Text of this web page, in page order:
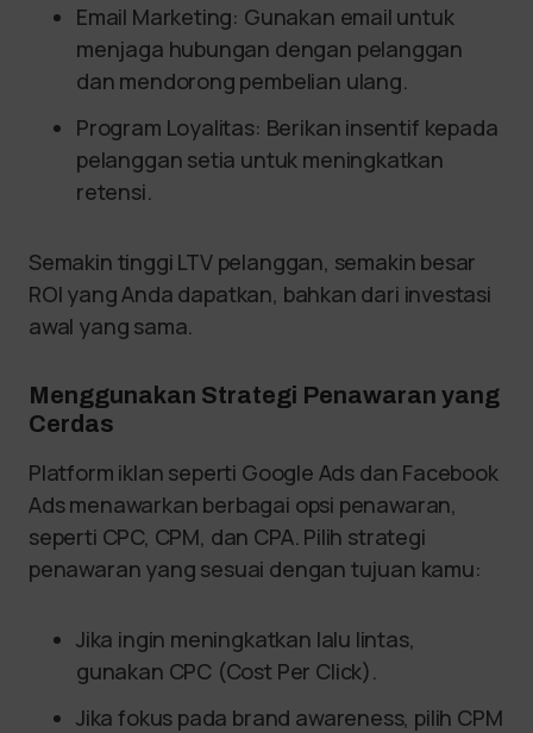
Email Marketing: Gunakan email untuk
menjaga hubungan dengan pelanggan
dan mendorong pembelian ulang.
Program Loyalitas: Berikan insentif kepada
pelanggan setia untuk meningkatkan
retensi.
Semakin tinggi LTV pelanggan, semakin besar
ROI yang Anda dapatkan, bahkan dari investasi
awal yang sama.
Menggunakan Strategi Penawaran yang
Cerdas
Platform iklan seperti Google Ads dan Facebook
Ads menawarkan berbagai opsi penawaran,
seperti CPC, CPM, dan CPA. Pilih strategi
penawaran yang sesuai dengan tujuan kamu:
Jika ingin meningkatkan lalu lintas,
gunakan CPC (Cost Per Click).
Jika fokus pada brand awareness, pilih CPM